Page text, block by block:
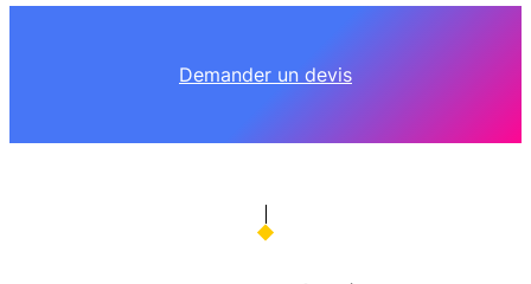
Demander un devis